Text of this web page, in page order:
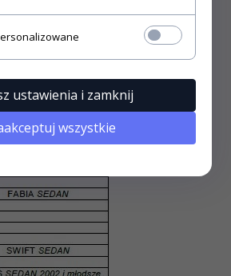
ustawienia i zamknij
wszystkie